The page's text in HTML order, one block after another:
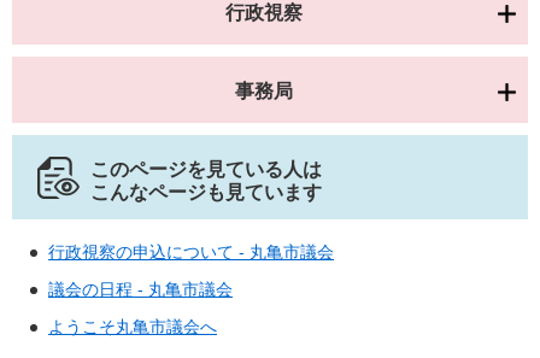
行政視察
事務局
このページを見ている人は
こんなページも見ています
行政視察の申込について - 丸亀市議会
議会の日程 - 丸亀市議会
ようこそ丸亀市議会へ